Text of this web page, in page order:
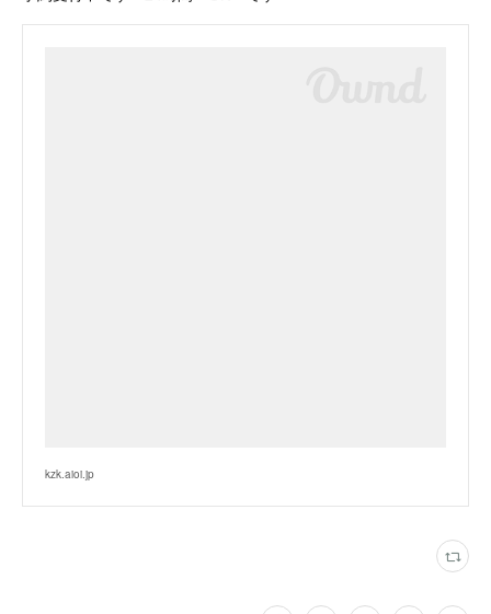
kzk.aioi.jp